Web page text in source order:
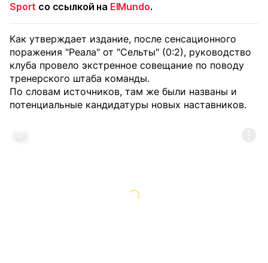
Sport со ссылкой на ElMundo.
Как утверждает издание, после сенсационного
поражения "Реала" от "Сельты" (0:2), руководство
клуба провело экстренное совещание по поводу
тренерского штаба команды.
По словам источников, там же были названы и
потенциальные кандидатуры новых наставников.